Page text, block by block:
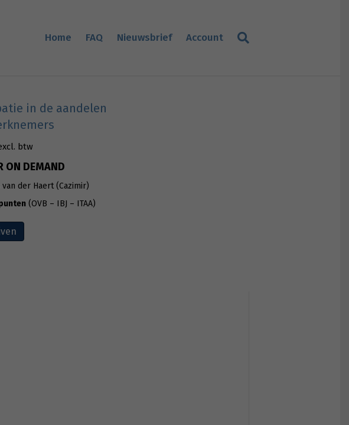
Home FAQ Nieuwsbrief Account
in de aandelen
btw
ON DEMAND
van der Haert (Cazimir)
(OVB – IBJ – ITAA)